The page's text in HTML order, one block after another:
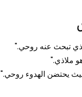
تبحث عنه روحي."
ملاذي."
يحتضن الهدوء روحي."